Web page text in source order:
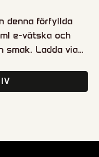
denna förfyllda
e-vätska och
smak. Ladda via